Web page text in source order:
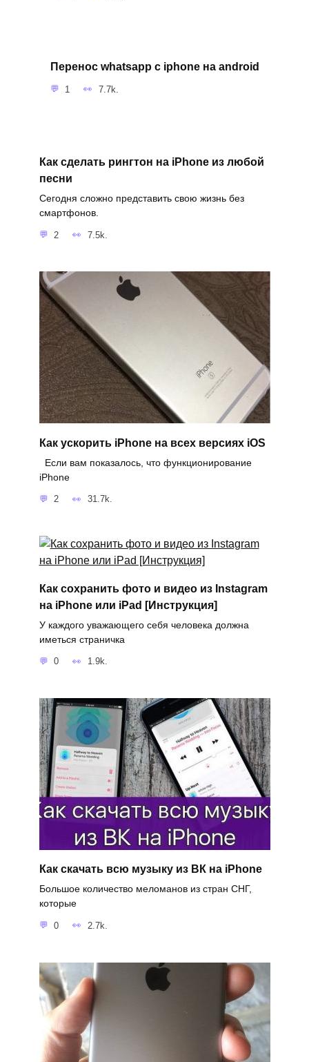
Перенос whatsapp с iphone на android
1 7.7k.
Как сделать рингтон на iPhone из любой
песни
Сегодня сложно представить свою жизнь без
смартфонов.
2 7.5k.
Как ускорить iPhone на всех версиях iOS
Если вам показалось, что функционирование
iPhone
2 31.7k.
Как сохранить фото и видео из Instagram
на iPhone или iPad [Инструкция]
У каждого уважающего себя человека должна
иметься страничка
0 1.9k.
Как скачать всю музыку из ВК на iPhone
Большое количество меломанов из стран СНГ,
которые
0 2.7k.